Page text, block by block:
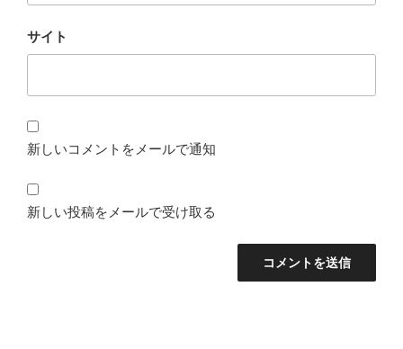
サイト
新しいコメントをメールで通知
新しい投稿をメールで受け取る